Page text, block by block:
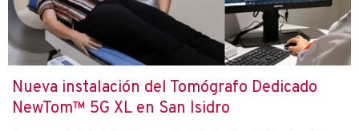
Nueva instalación del Tomógrafo Dedicado
NewTom™ 5G XL en San Isidro